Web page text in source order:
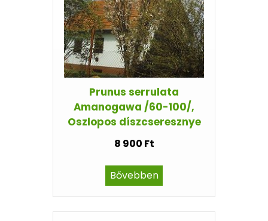
Prunus serrulata
Amanogawa /60-100/,
Oszlopos díszcseresznye
8 900 Ft
Bővebben